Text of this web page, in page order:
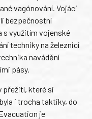
vagónování. Vojáci
bezpečnostní
s využitím vojenské
techniky na železnici
navádění
pásy.
přežití, které si
i trocha taktiky, do
je